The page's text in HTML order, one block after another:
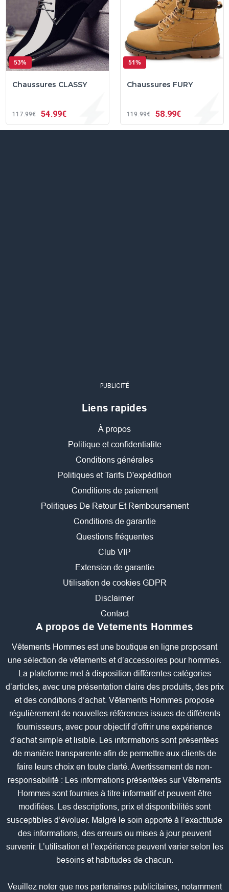
53%
Chaussures CLASSY
117 99€ 54 99€
51%
Chaussures FURY
119 99€ 58 99€
PUBLICITÉ
Liens rapides
À propos
Politique et confidentialite
Conditions générales
Politiques et Tarifs D'expédition
Conditions de paiement
Politiques De Retour Et Remboursement
Conditions de garantie
Questions fréquentes
Club VIP
Extension de garantie
Utilisation de cookies GDPR
Disclaimer
Contact
A propos de Vetements Hommes
Vêtements Hommes est une boutique en ligne proposant
une sélection de vêtements et d’accessoires pour hommes.
La plateforme met à disposition différentes catégories
d’articles, avec une présentation claire des produits, des prix
et des conditions d’achat. Vêtements Hommes propose
régulièrement de nouvelles références issues de différents
fournisseurs, avec pour objectif d’offrir une expérience
d’achat simple et lisible. Les informations sont présentées
de manière transparente afin de permettre aux clients de
faire leurs choix en toute clarté. Avertissement de non-
responsabilité : Les informations présentées sur Vêtements
Hommes sont fournies à titre informatif et peuvent être
modifiées. Les descriptions, prix et disponibilités sont
susceptibles d’évoluer. Malgré le soin apporté à l’exactitude
des informations, des erreurs ou mises à jour peuvent
survenir. L’utilisation et l’expérience peuvent varier selon les
besoins et habitudes de chacun.
Veuillez noter que nos partenaires publicitaires, notamment